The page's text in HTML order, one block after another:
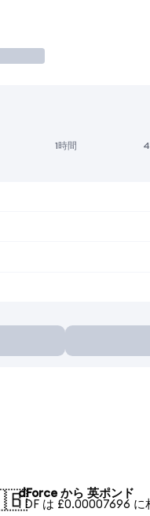
1時間
dForce から 英ポンド
1 DF は £0.00007696 に